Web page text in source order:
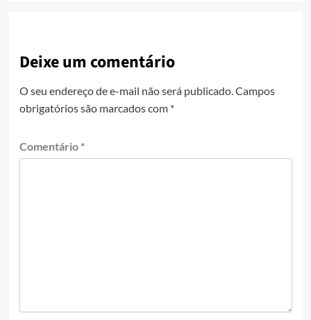
Deixe um comentário
O seu endereço de e-mail não será publicado. Campos
obrigatórios são marcados com *
Comentário *